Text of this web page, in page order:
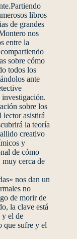
libros
de grandes
nos
entre la
sobre cómo
todos los
ante
investigación.
sobre los
asistirá
la teoría
creativo
y
de cómo
cerca de
nos dan un
no
de morir de
la clave está
y el de
que sufre y el